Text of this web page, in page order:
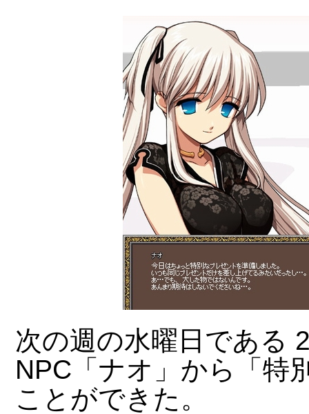
次の週の水曜日である
NPC「ナオ」から「特
ことができた。